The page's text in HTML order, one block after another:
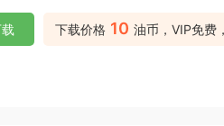
下载价格 10 油币，VIP免费